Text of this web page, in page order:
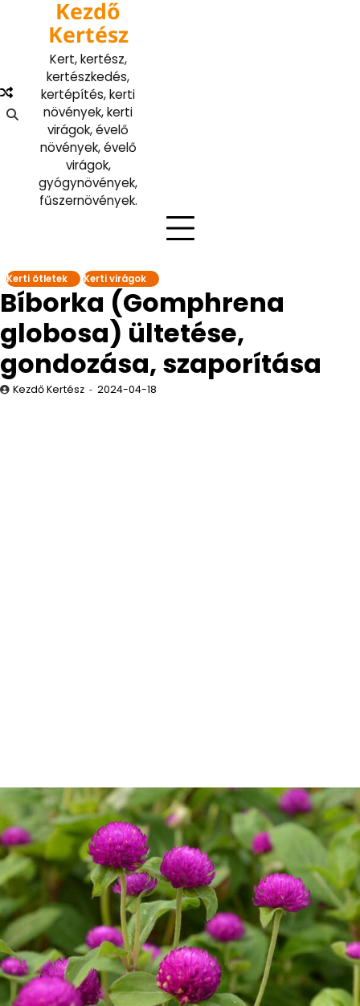
content
Kezdő
Kertész
Kert, kertész,
kertészkedés,
kertépítés, kerti
növények, kerti
virágok, évelő
növények, évelő
virágok,
gyógynövények,
fűszernövények.
Kerti ötletek Kerti virágok
Bíborka (Gomphrena
globosa) ültetése,
gondozása, szaporítása
Kezdő Kertész 2024-04-18